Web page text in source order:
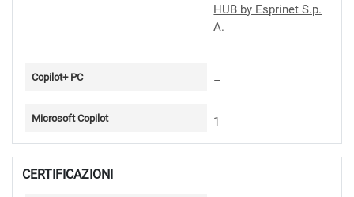
HUB by Esprinet S.p.
A.
Copilot+ PC –
Microsoft Copilot 1
CERTIFICAZIONI